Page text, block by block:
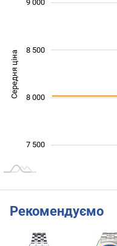
Середня ціна 8 000
9 000
8 500
7 500
Рекомендуємо